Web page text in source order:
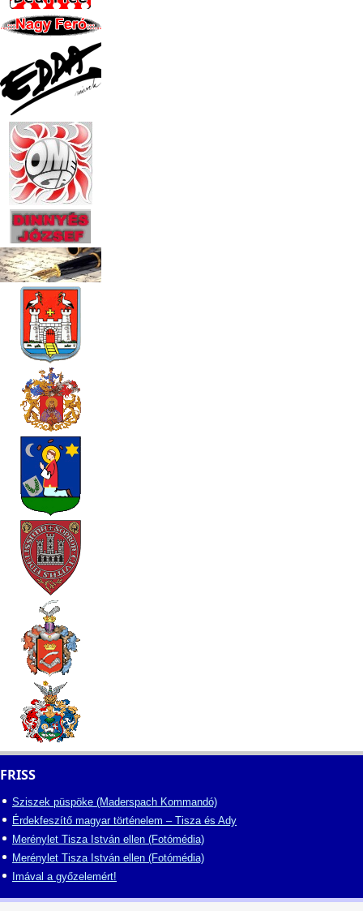
FRISS
Sziszek püspöke (Maderspach Kommandó)
Érdekfeszítő magyar történelem – Tisza és Ady
Merénylet Tisza István ellen (Fotómédia)
Merénylet Tisza István ellen (Fotómédia)
Imával a győzelemért!